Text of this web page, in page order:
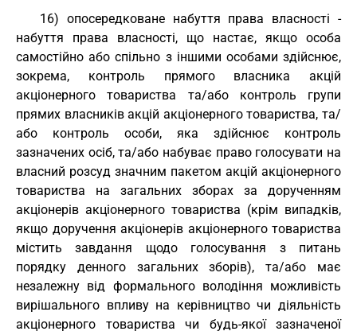
16) опосередковане набуття права власності -
набуття права власності, що настає, якщо особа
самостійно або спільно з іншими особами здійснює,
зокрема, контроль прямого власника акцій
акціонерного товариства та/або контроль групи
прямих власників акцій акціонерного товариства, та/
або контроль особи, яка здійснює контроль
зазначених осіб, та/або набуває право голосувати на
власний розсуд значним пакетом акцій акціонерного
товариства на загальних зборах за дорученням
акціонерів акціонерного товариства (крім випадків,
якщо доручення акціонерів акціонерного товариства
містить завдання щодо голосування з питань
порядку денного загальних зборів), та/або має
незалежну від формального володіння можливість
вирішального впливу на керівництво чи діяльність
акціонерного товариства чи будь-якої зазначеної